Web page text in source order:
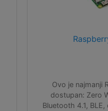
Ovo je najmanji
dostupan: Zero
Bluetooth 4.1,